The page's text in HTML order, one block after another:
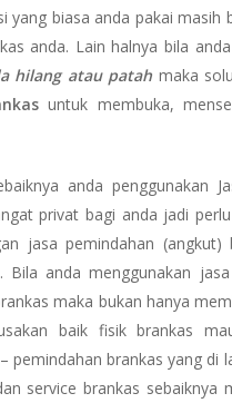
biasa anda pakai masih
anda. Lain halnya bila anda
hilang atau patah maka
untuk membuka,
anda penggunakan
privat bagi anda jadi
jasa pemindahan (angkut)
anda menggunakan
maka bukan hanya
baik fisik brankas
pemindahan brankas yang di
service brankas sebaiknya